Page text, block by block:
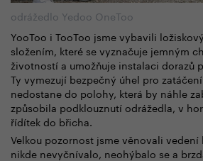
odrážedlo Yedoo OneToo
YooToo i TooToo jsme vybavili
složením, které se vyznačuje jemným
životností a umožňuje instalaci dorazů
Ty vymezují bezpečný úhel pro
nedostane do polohy, která by náhle
způsobila podklouznutí odrážedla, v
řídítek do břicha.
Velkou pozornost jsme věnovali
nikde nevyčnívalo, neohýbalo se a